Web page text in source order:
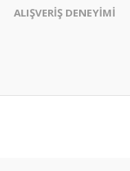
ALIŞVERİŞ DENEYİMİ